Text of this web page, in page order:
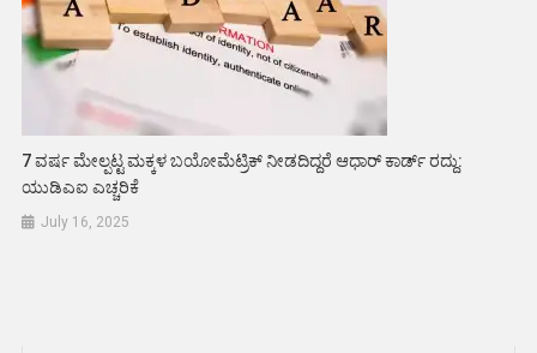
7 ವರ್ಷ ಮೇಲ್ಪಟ್ಟ ಮಕ್ಕಳ ಬಯೋಮೆಟ್ರಿಕ್ ನೀಡದಿದ್ದರೆ ಆಧಾರ್ ಕಾರ್ಡ್ ರದ್ದು:
ಯುಡಿಎಐ ಎಚ್ಚರಿಕೆ
July 16, 2025